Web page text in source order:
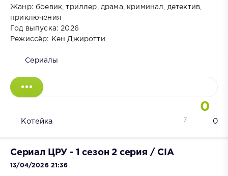
Жанр: боевик, триллер, драма, криминал, детектив,
приключения
Год выпуска: 2026
Режиссёр: Кен Джиротти
Сериалы
0
Котейка 0
7
Сериал ЦРУ - 1 сезон 2 серия / CIA
13/04/2026 21:36